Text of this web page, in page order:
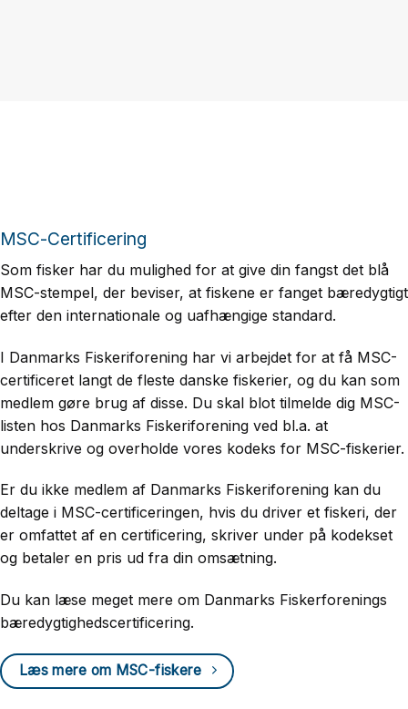
MSC-Certificering
Som fisker har du mulighed for at give din fangst det blå
MSC-stempel, der beviser, at fiskene er fanget bæredygtigt
efter den internationale og uafhængige standard.
I Danmarks Fiskeriforening har vi arbejdet for at få MSC-
certificeret langt de fleste danske fiskerier, og du kan som
medlem gøre brug af disse. Du skal blot tilmelde dig MSC-
listen hos Danmarks Fiskeriforening ved bl.a. at
underskrive og overholde vores kodeks for MSC-fiskerier.
Er du ikke medlem af Danmarks Fiskeriforening kan du
deltage i MSC-certificeringen, hvis du driver et fiskeri, der
er omfattet af en certificering, skriver under på kodekset
og betaler en pris ud fra din omsætning.
Du kan læse meget mere om Danmarks Fiskerforenings
bæredygtighedscertificering.
Læs mere om MSC-fiskere